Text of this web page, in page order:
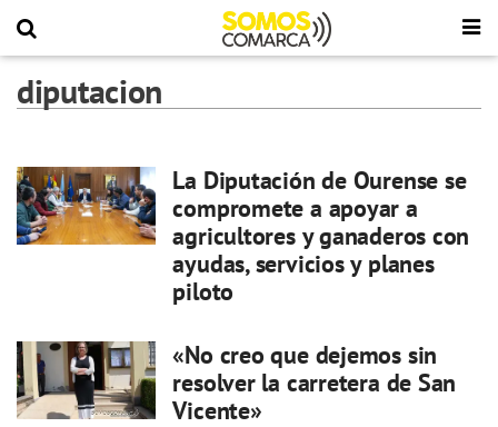
diputacion
La Diputación de Ourense se
compromete a apoyar a
agricultores y ganaderos con
ayudas, servicios y planes
piloto
«No creo que dejemos sin
resolver la carretera de San
Vicente»